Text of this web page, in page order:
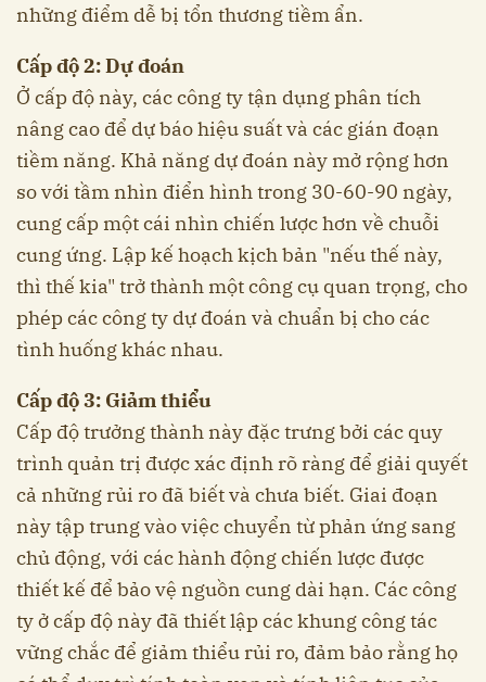
những điểm dễ bị tổn thương tiềm ẩn.
Cấp độ 2: Dự đoán
Ở cấp độ này, các công ty tận dụng phân tích
nâng cao để dự báo hiệu suất và các gián đoạn
tiềm năng. Khả năng dự đoán này mở rộng hơn
so với tầm nhìn điển hình trong 30-60-90 ngày,
cung cấp một cái nhìn chiến lược hơn về chuỗi
cung ứng. Lập kế hoạch kịch bản "nếu thế này,
thì thế kia" trở thành một công cụ quan trọng, cho
phép các công ty dự đoán và chuẩn bị cho các
tình huống khác nhau.
Cấp độ 3: Giảm thiểu
Cấp độ trưởng thành này đặc trưng bởi các quy
trình quản trị được xác định rõ ràng để giải quyết
cả những rủi ro đã biết và chưa biết. Giai đoạn
này tập trung vào việc chuyển từ phản ứng sang
chủ động, với các hành động chiến lược được
thiết kế để bảo vệ nguồn cung dài hạn. Các công
ty ở cấp độ này đã thiết lập các khung công tác
vững chắc để giảm thiểu rủi ro, đảm bảo rằng họ